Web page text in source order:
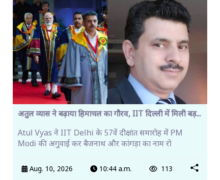
अतुल व्यास ने बढ़ाया हिमाचल का गौरव, IIT दिल्ली में मिली बड़...
Atul Vyas ने IIT Delhi के 57वें दीक्षांत समारोह में PM
Modi की अगुवाई कर बैजनाथ और कांगड़ा का नाम रो
Aug. 10, 2026 10:44 a.m. 113